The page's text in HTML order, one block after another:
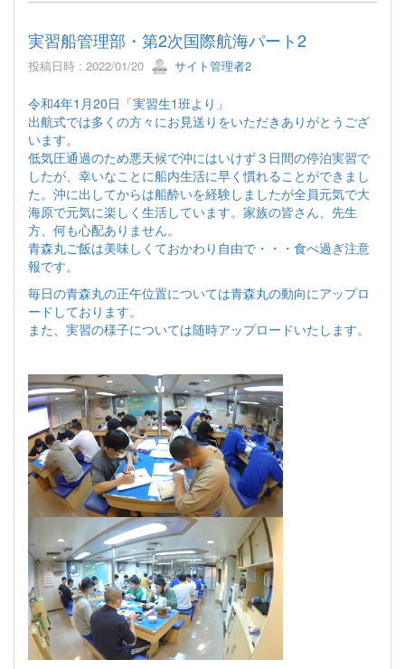
実習船管理部・第2次国際航海パート2
投稿日時 : 2022/01/20 サイト管理者2
令和4年1月20日「実習生1班より」
出航式では多くの方々にお見送りをいただきありがとうござ
います。
低気圧通過のため悪天候で沖にはいけず３日間の停泊実習で
したが、幸いなことに船内生活に早く慣れることができまし
た。沖に出してからは船酔いを経験しましたが全員元気で大
海原で元気に楽しく生活しています。家族の皆さん、先生
方、何も心配ありません。
青森丸ご飯は美味しくておかわり自由で・・・食べ過ぎ注意
報です。
毎日の青森丸の正午位置については青森丸の動向にアップロ
ードしております。
また、実習の様子については随時アップロードいたします。